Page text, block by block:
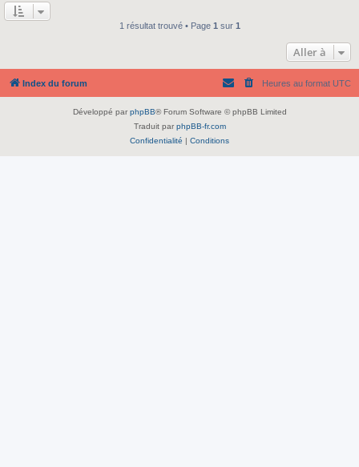
1 résultat trouvé • Page 1 sur 1
Aller à
Index du forum Heures au format UTC
Développé par phpBB® Forum Software © phpBB Limited
Traduit par phpBB-fr.com
Confidentialité | Conditions